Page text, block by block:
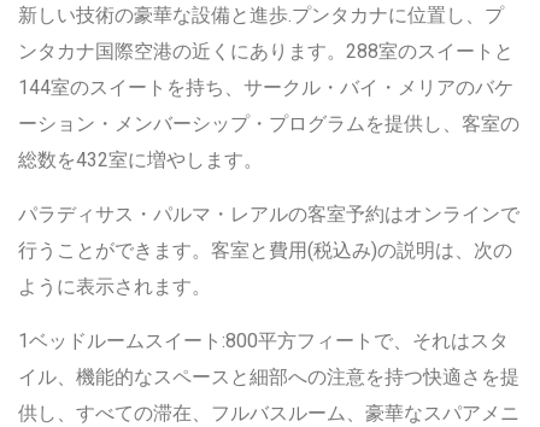
新しい技術の豪華な設備と進歩.プンタカナに位置し、プ
ンタカナ国際空港の近くにあります。288室のスイートと
144室のスイートを持ち、サークル・バイ・メリアのバケ
ーション・メンバーシップ・プログラムを提供し、客室の
総数を432室に増やします。
パラディサス・パルマ・レアルの客室予約はオンラインで
行うことができます。客室と費用(税込み)の説明は、次の
ように表示されます。
1ベッドルームスイート:800平方フィートで、それはスタ
イル、機能的なスペースと細部への注意を持つ快適さを提
供し、すべての滞在、フルバスルーム、豪華なスパアメニ